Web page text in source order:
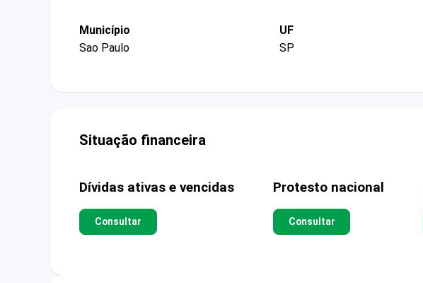
Município
Sao Paulo
UF
SP
Situação financeira
Dívidas ativas e vencidas
Consultar
Protesto nacional
Consultar